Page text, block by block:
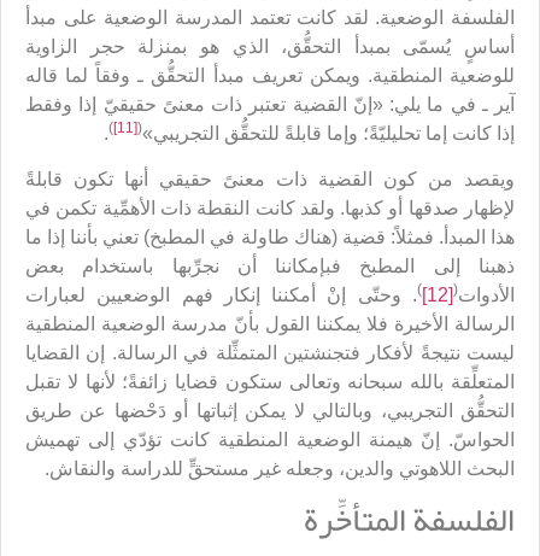
الفلسفة الوضعية. لقد كانت تعتمد المدرسة الوضعية على مبدأ
أساسٍ يُسمّى بمبدأ التحقُّق، الذي هو بمنزلة حجر الزاوية
للوضعية المنطقية. ويمكن تعريف مبدأ التحقُّق ـ وفقاً لما قاله
آير ـ في ما يلي: «إنّ القضية تعتبر ذات معنىً حقيقيّ إذا وفقط
إذا كانت إما تحليليّةً؛ وإما قابلةً للتحقُّق التجريبي»(
[11]
)
.
ويقصد من كون القضية ذات معنىً حقيقي أنها تكون قابلةً
لإظهار صدقها أو كذبها. ولقد كانت النقطة ذات الأهمِّية تكمن في
هذا المبدأ. فمثلاً: قضية (هناك طاولة في المطبخ) تعني بأننا إذا ما
ذهبنا إلى المطبخ فبإمكاننا أن نجرِّبها باستخدام بعض
الأدوات(
[12]
). وحتّى إنْ أمكننا إنكار فهم الوضعيين لعبارات
الرسالة الأخيرة فلا يمكننا القول بأنّ مدرسة الوضعية المنطقية
ليست نتيجةً لأفكار فتجنشتين المتمثِّلة في الرسالة. إن القضايا
المتعلِّقة بالله سبحانه وتعالى ستكون قضايا زائفةً؛ لأنها لا تقبل
التحقُّق التجريبي، وبالتالي لا يمكن إثباتها أو دَحْضها عن طريق
الحواسّ. إنّ هيمنة الوضعية المنطقية كانت تؤدّي إلى تهميش
البحث اللاهوتي والدين، وجعله غير مستحقٍّ للدراسة والنقاش.
الفلسفة المتأخِّرة